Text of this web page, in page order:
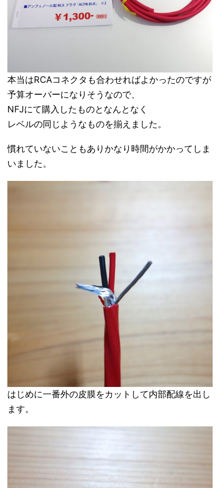
本当はRCAコネクタも合わせればよかったのですが
予算オーバーになりそうなので、
NFJにて購入したものと なんとなく
レベルの同じようなものを揃えました。
慣れていないこともありかなり時間がかかってしま
いました。
はじめに一番外の皮膜をカットして内部配線を出し
ます。